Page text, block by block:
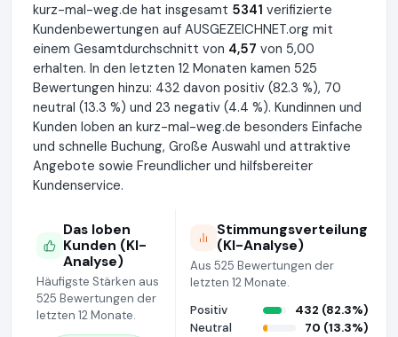
kurz-mal-weg.de hat insgesamt 5341 verifizierte
Kundenbewertungen auf AUSGEZEICHNET.org mit
einem Gesamtdurchschnitt von 4,57 von 5,00
erhalten. In den letzten 12 Monaten kamen 525
Bewertungen hinzu: 432 davon positiv (82.3 %), 70
neutral (13.3 %) und 23 negativ (4.4 %). Kundinnen und
Kunden loben an kurz-mal-weg.de besonders Einfache
und schnelle Buchung, Große Auswahl und attraktive
Angebote sowie Freundlicher und hilfsbereiter
Kundenservice.
Das loben
Kunden (KI-
Analyse)
Häufigste Stärken aus
525 Bewertungen der
letzten 12 Monate.
Stimmungsverteilung
(KI-Analyse)
Aus 525 Bewertungen der
letzten 12 Monate.
Positiv
432 (82.3%)
Neutral
70 (13.3%)